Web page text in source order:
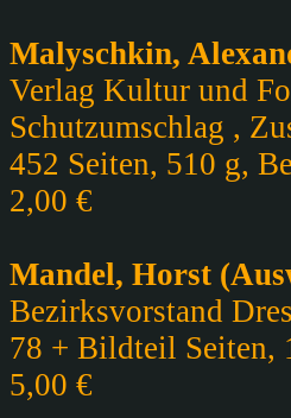
Malyschkin,
Verlag Kultur und
Schutzumschlag ,
452 Seiten, 510 g,
2,00 €
Mandel, Horst
Bezirksvorstand
78 + Bildteil Seiten,
5,00 €